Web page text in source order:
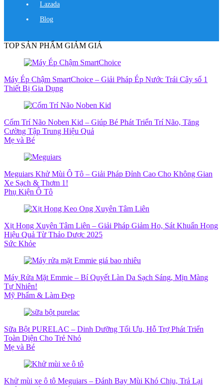
Lazada
Blog
TOP SẢN PHẨM GIẢM GIÁ
Máy Ép Chậm SmartChoice – Giải Pháp Ép Nước Trái Cây số 1
Thiết Bị Gia Dụng
Cốm Trí Não Noben Kid – Giúp Bé Phát Triển Trí Não, Tăng
Cường Tập Trung Hiệu Quả
Mẹ và Bé
Meguiars Khử Mùi Ô Tô – Giải Pháp Đỉnh Cao Cho Không Gian
Xe Sạch & Thơm 1!
Phụ Kiện Ô Tô
Xịt Họng Xuyên Tâm Liên – Giải Pháp Giảm Ho, Sát Khuẩn Họng
Hiệu Quả Từ Thảo Dược 2025
Sức Khỏe
Máy Rửa Mặt Emmie – Bí Quyết Làn Da Sạch Sáng, Mịn Màng
Tự Nhiên!
Mỹ Phẩm & Làm Đẹp
Sữa Bột PURELAC – Dinh Dưỡng Tối Ưu, Hỗ Trợ Phát Triển
Toàn Diện Cho Trẻ Nhỏ
Mẹ và Bé
Khử mùi xe ô tô Meguiars – Đánh Bay Mùi Khó Chịu, Trả Lại